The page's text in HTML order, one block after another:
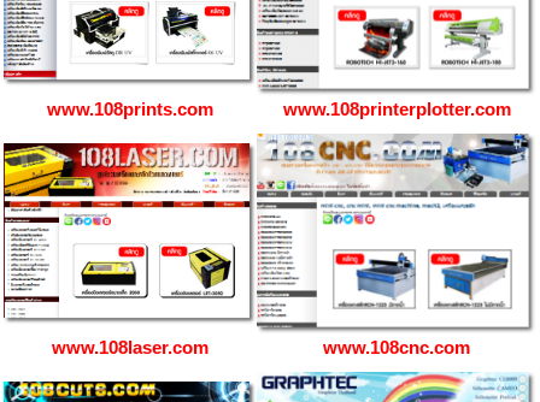
www.108prints.com www.108printerplotter.com
www.108laser.com www.108cnc.com